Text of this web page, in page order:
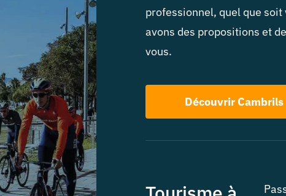
professionnel, quel que soit
avons des propositions et
vous.
Découvrir Cambrils